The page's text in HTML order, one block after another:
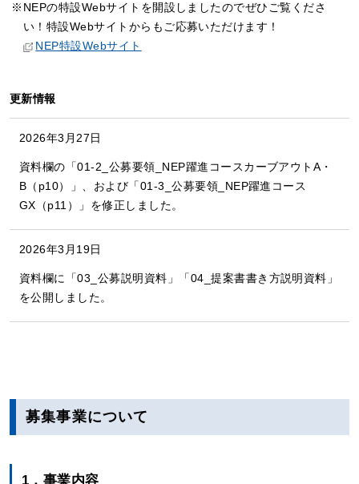
NEPの特設Webサイトを開設しましたのでぜひご覧くださ
い！特設Webサイトからもご応募いただけます！
NEP特設Webサイト
更新情報
2026年3月27日
資料欄の「01-2_公募要領_NEP躍進コースカーブアウトA・
B（p10）」、および「01-3_公募要領_NEP躍進コース
GX（p11）」を修正しました。
2026年3月19日
資料欄に「03_公募説明資料」「04_提案書書き方説明資料」
を公開しました。
募集事業について
1．事業内容